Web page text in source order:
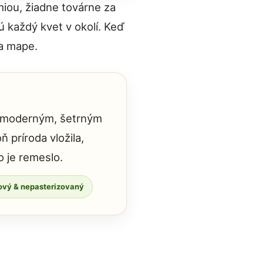
žiadne továrne za
každý kvet v okolí. Keď
mape.
šetrným
príroda vložila,
je remeslo.
& nepasterizovaný